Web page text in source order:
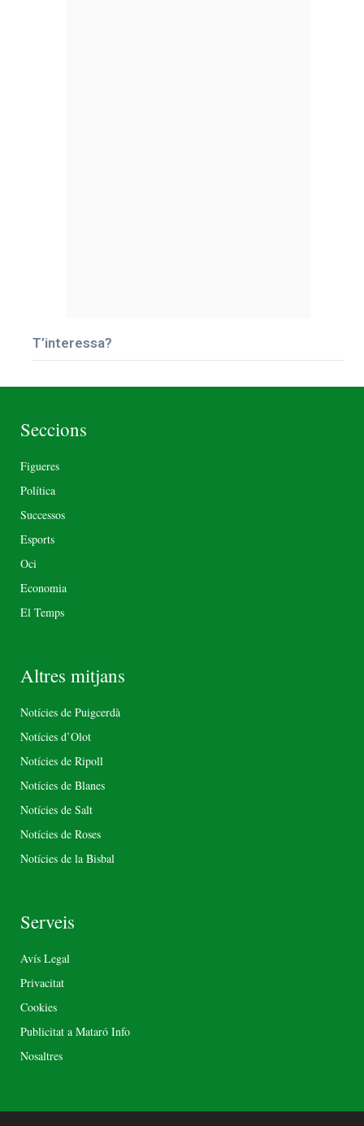
T’interessa?
Seccions
Figueres
Política
Successos
Esports
Oci
Economia
El Temps
Altres mitjans
Notícies de Puigcerdà
Notícies d’Olot
Notícies de Ripoll
Notícies de Blanes
Notícies de Salt
Notícies de Roses
Notícies de la Bisbal
Serveis
Avís Legal
Privacitat
Cookies
Publicitat a Mataró Info
Nosaltres